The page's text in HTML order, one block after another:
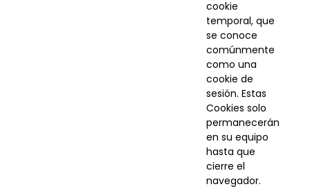
cookie
temporal, que
se conoce
comúnmente
como una
cookie de
sesión. Estas
Cookies solo
permanecerán
en su equipo
hasta que
cierre el
navegador.